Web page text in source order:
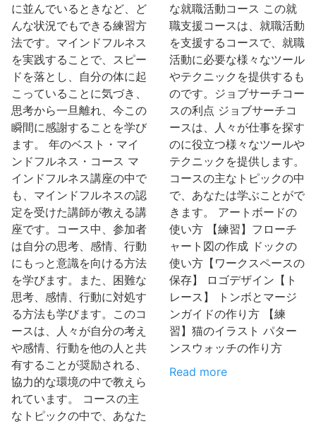
に並んでいるときなど、ど
んな状況でもできる練習方
法です。マインドフルネス
を実践することで、スピー
ドを落とし、自分の体に起
こっていることに気づき、
思考から一旦離れ、今この
瞬間に感謝することを学び
ます。 年のベスト・マイ
ンドフルネス・コース マ
インドフルネス講座の中で
も、マインドフルネスの認
定を受けた講師が教える講
座です。コース中、参加者
は自分の思考、感情、行動
にもっと意識を向ける方法
を学びます。また、困難な
思考、感情、行動に対処す
る方法も学びます。このコ
ースは、人々が自分の考え
や感情、行動を他の人と共
有することが奨励される、
協力的な環境の中で教えら
れています。 コースの主
なトピックの中で、あなた
な就職活動コース この就
職支援コースは、就職活動
を支援するコースで、就職
活動に必要な様々なツール
やテクニックを提供するも
のです。ジョブサーチコー
スの利点 ジョブサーチコ
ースは、人々が仕事を探す
のに役立つ様々なツールや
テクニックを提供します。
コースの主なトピックの中
で、あなたは学ぶことがで
きます。 アートボードの
使い方 【練習】フローチ
ャート図の作成 ドックの
使い方【ワークスペースの
保存】 ロゴデザイン【ト
レース】 トンボとマージ
ンガイドの作り方 【練
習】猫のイラスト パター
ンスウォッチの作り方
Read more